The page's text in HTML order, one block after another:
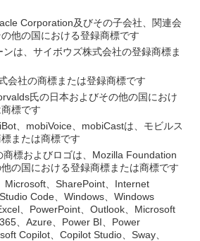
Corporation及びその子会社、関連会
他の国における登録商標です
ンは、サイボウズ株式会社の登録商標ま
会社の商標または登録商標です
氏の日本およびその他の国におけ
標です
、mobiVoice、mobiCastは、モビルス
または商標です
商標およびロゴは、Mozilla Foundation
の国における登録商標または商標です
Microsoft、SharePoint、Internet
Code、Windows、Windows
、PowerPoint、Outlook、Microsoft
、Azure、Power BI、Power
Copilot、Copilot Studio、Sway、